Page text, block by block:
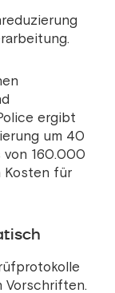
ergibt
um 40
von 160.000
Kosten für
Vorschriften.